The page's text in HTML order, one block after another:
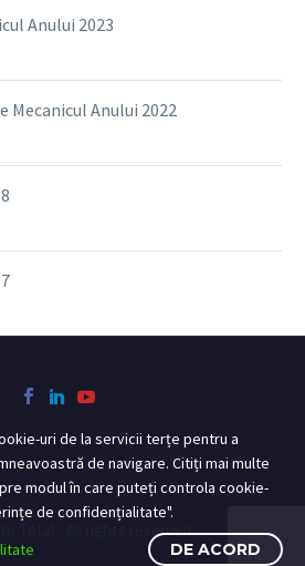
Anului 2023
Mecanicul Anului 2022
Total - All rights reserved
uri de la servicii terțe pentru a
de navigare. Citiți mai multe
modul în care puteți controla cookie-
de confidențialitate".
DE ACORD